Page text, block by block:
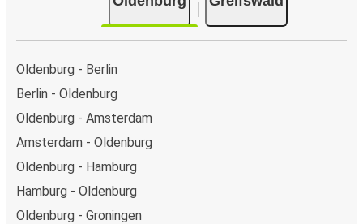
Oldenburg - Berlin
Berlin - Oldenburg
Oldenburg - Amsterdam
Amsterdam - Oldenburg
Oldenburg - Hamburg
Hamburg - Oldenburg
Oldenburg - Groningen